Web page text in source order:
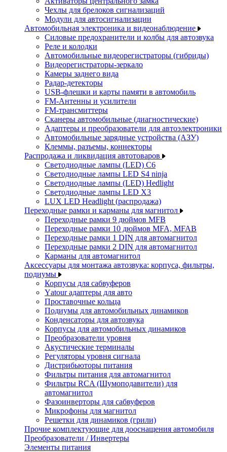
Чехлы для брелоков сигнализаций
Модули для автосигнализации
Автомобильная электроника и видеонаблюдение
Силовые предохранители и колбы для автозвука
Реле и колодки
Автомобильные видеорегистраторы (гибриды)
Видеорегистраторы-зеркало
Камеры заднего вида
Радар-детекторы
USB-флешки и карты памяти в автомобиль
FM-Антенны и усилители
FM-трансмиттеры
Сканеры автомобильные (диагностические)
Адаптеры и преобразователи для автоэлектроники
Автомобильные зарядные устройства (АЗУ)
Клеммы, разъемы, коннекторы
Распродажа и ликвидация автотоваров
Светодиодные лампы (LED) C6
Светодиодные лампы LED S4 ninja
Светодиодные лампы (LED) Hedlight
Светодиодные лампы LED X3
LUX LED Headlight (распродажа)
Переходные рамки и карманы для магнитол
Переходные рамки 9 дюймов MFB
Переходные рамки 10 дюймов MFA, MFAB
Переходные рамки 1 DIN для автомагнитол
Переходные рамки 2 DIN для автомагнитол
Карманы для автомагнитол
Аксессуары для монтажа автозвука: корпуса, фильтры,
подиумы
Корпусы для сабвуферов
Yаtour адаптеры для авто
Проставочные кольца
Подиумы для автомобильных динамиков
Конденсаторы для автозвука
Корпусы для автомобильных динамиков
Преобразователи уровня
Акустические терминалы
Регуляторы уровня сигнала
Дистрибьюторы питания
Фильтры питания для автомагнитол
Фильтры RCA (Шумоподавители) для
автомагнитол
Фазоинверторы для сабвуферов
Микрофоны для магнитол
Решетки для динамиков (грили)
Прочие комплектующие для дооснащения автомобиля
Преобразователи / Инвертеры
Элементы питания